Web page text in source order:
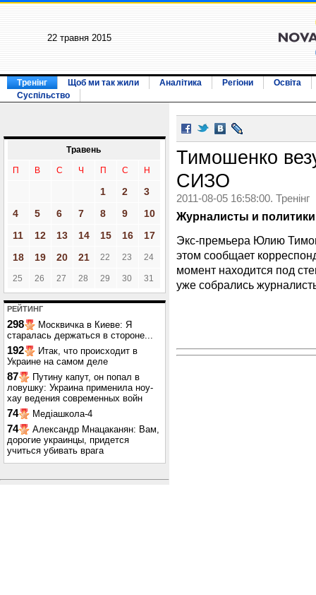
22 травня 2015
Тренінг Щоб ми так жили Аналітика Регіони
Освіта
Суспільство
Травень
П В С Ч П С Н
1 2
3
4
5 6 7 8 9
10
11
12 13 14 15 16
17
18
19 20 21 22 23 24
25 26 27 28 29 30 31
РЕЙТИНГ
298
Москвичка в Киеве: Я
старалась держаться в стороне...
192
Итак, что происходит в
Украине на самом деле
87
Путину капут, он попал в
ловушку: Украина применила ноу-
хау ведения современных войн
74 Медіашкола-4
74
Александр Мнацаканян: Вам,
дорогие украинцы, придется
учиться убивать врага
Тимошенко
СИЗО
2011-08-05 16:58:00. Тренінг
Журналисты и
Экс-премьера Юлию
этом сообщает
момент находится под
уже собрались